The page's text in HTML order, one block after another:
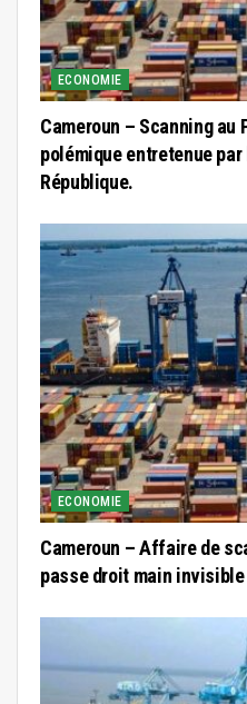
ECONOMIE
Cameroun – Scanning au
polémique entretenue
République.
ECONOMIE
Cameroun – Affaire de
passe droit main invisible